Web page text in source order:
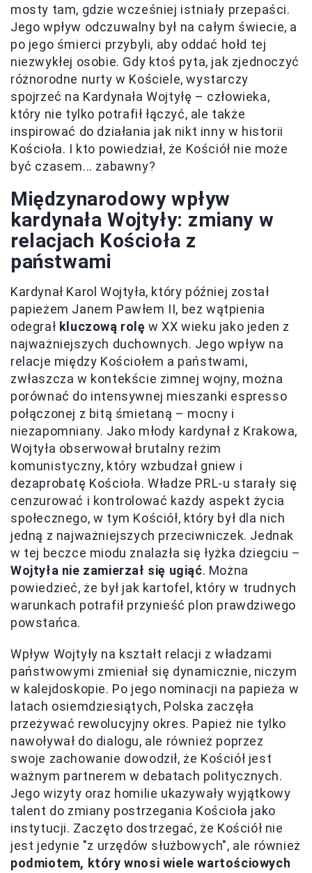
mosty tam, gdzie wcześniej istniały przepaści.
Jego wpływ odczuwalny był na całym świecie, a
po jego śmierci przybyli, aby oddać hołd tej
niezwykłej osobie. Gdy ktoś pyta, jak zjednoczyć
różnorodne nurty w Kościele, wystarczy
spojrzeć na Kardynała Wojtyłę – człowieka,
który nie tylko potrafił łączyć, ale także
inspirować do działania jak nikt inny w historii
Kościoła. I kto powiedział, że Kościół nie może
być czasem... zabawny?
Międzynarodowy wpływ
kardynała Wojtyły: zmiany w
relacjach Kościoła z
państwami
Kardynał Karol Wojtyła, który później został
papieżem Janem Pawłem II, bez wątpienia
odegrał kluczową rolę w XX wieku jako jeden z
najważniejszych duchownych. Jego wpływ na
relacje między Kościołem a państwami,
zwłaszcza w kontekście zimnej wojny, można
porównać do intensywnej mieszanki espresso
połączonej z bitą śmietaną – mocny i
niezapomniany. Jako młody kardynał z Krakowa,
Wojtyła obserwował brutalny reżim
komunistyczny, który wzbudzał gniew i
dezaprobatę Kościoła. Władze PRL-u starały się
cenzurować i kontrolować każdy aspekt życia
społecznego, w tym Kościół, który był dla nich
jedną z najważniejszych przeciwniczek. Jednak
w tej beczce miodu znalazła się łyżka dziegciu –
Wojtyła nie zamierzał się ugiąć. Można
powiedzieć, że był jak kartofel, który w trudnych
warunkach potrafił przynieść plon prawdziwego
powstańca.
Wpływ Wojtyły na kształt relacji z władzami
państwowymi zmieniał się dynamicznie, niczym
w kalejdoskopie. Po jego nominacji na papieża w
latach osiemdziesiątych, Polska zaczęła
przeżywać rewolucyjny okres. Papież nie tylko
nawoływał do dialogu, ale również poprzez
swoje zachowanie dowodził, że Kościół jest
ważnym partnerem w debatach politycznych.
Jego wizyty oraz homilie ukazywały wyjątkowy
talent do zmiany postrzegania Kościoła jako
instytucji. Zaczęto dostrzegać, że Kościół nie
jest jedynie "z urzędów służbowych", ale również
podmiotem, który wnosi wiele wartościowych